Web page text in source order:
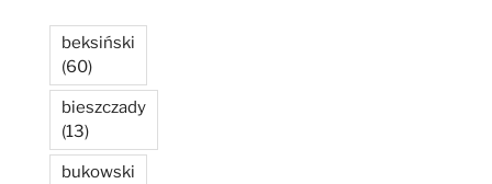
beksiński
(60)
bieszczady
(13)
bukowski